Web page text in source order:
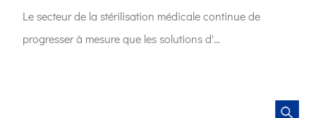
Le secteur de la stérilisation médicale continue de
progresser à mesure que les solutions d'...